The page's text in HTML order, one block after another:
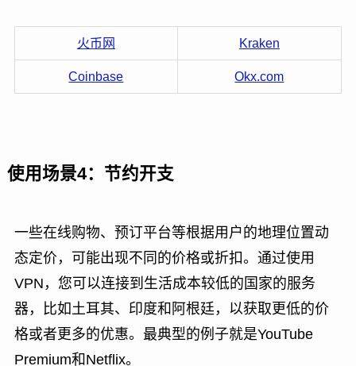
火币网 Kraken
Coinbase Okx.com
使用场景4：节约开支
一些在线购物、预订平台等根据用户的地理位置动
态定价，可能出现不同的价格或折扣。通过使用
VPN，您可以连接到生活成本较低的国家的服务
器，比如土耳其、印度和阿根廷，以获取更低的价
格或者更多的优惠。最典型的例子就是YouTube
Premium和Netflix。